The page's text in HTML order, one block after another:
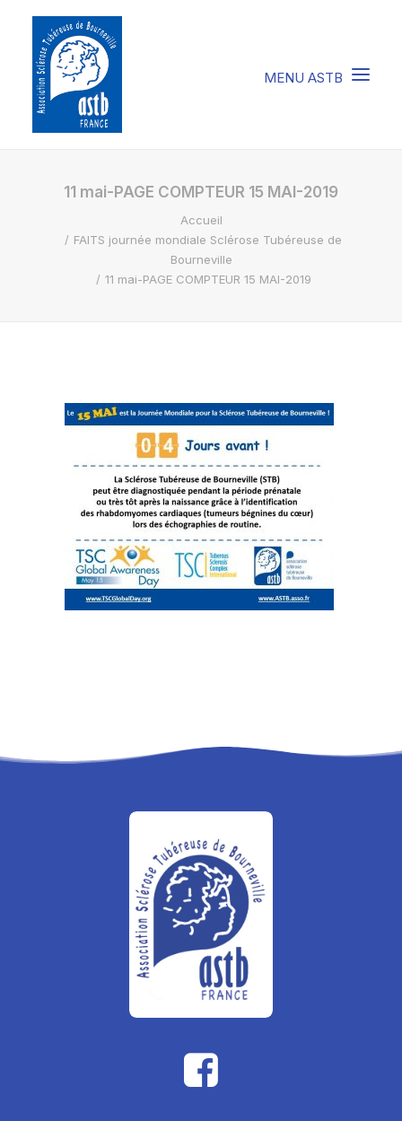
COMPRENDRE LA STB
VIVRE AVEC LA STB
RECHERCHE
11 mai-PAGE COMPTEUR 15 MAI-2019
Accueil
FAITS journée mondiale Sclérose Tubéreuse de
Bourneville
11 mai-PAGE COMPTEUR 15 MAI-2019